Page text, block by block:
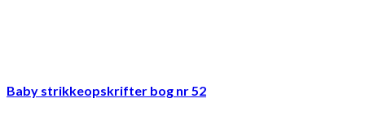
Baby strikkeopskrifter bog nr 52